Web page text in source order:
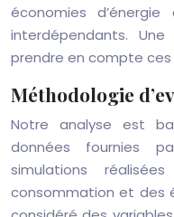
économies
interdépendants.
prendre en compte
Méthodologie
Notre analyse est
données fournies
simulations
consommation et des